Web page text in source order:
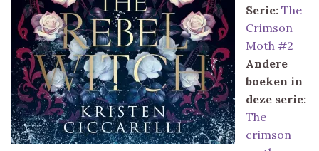
Serie: The
Crimson
Moth #2
Andere
boeken in
deze serie:
The
crimson